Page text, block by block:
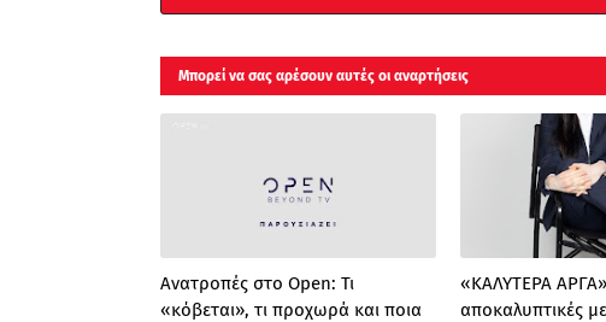
Μπορεί να σας αρέσουν αυτές οι αναρτήσεις
Ανατροπές στο Open: Τι
«κόβεται», τι προχωρά και ποια
«ΚΑΛΥΤΕΡΑ ΑΡΓΑ»
αποκαλυπτικές